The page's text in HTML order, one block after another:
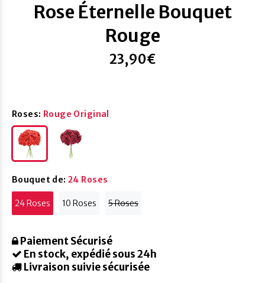
Rose Éternelle Bouquet
Rouge
23,90€
Roses: Rouge Original
Bouquet de:24 Roses
24 Roses 10 Roses 5 Roses
Paiement Sécurisé
En stock, expédié sous 24h
Livraison suivie sécurisée